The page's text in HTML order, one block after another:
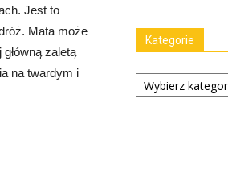
Jest to
Mata może
zaletą
na twardym i
Kategorie
Kategorie